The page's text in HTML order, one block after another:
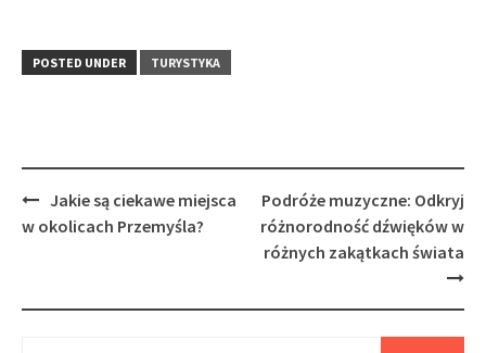
POSTED UNDER TURYSTYKA
Post
navigation
Jakie są ciekawe miejsca
w okolicach Przemyśla?
Podróże muzyczne: Odkryj
różnorodność dźwięków w
różnych zakątkach świata